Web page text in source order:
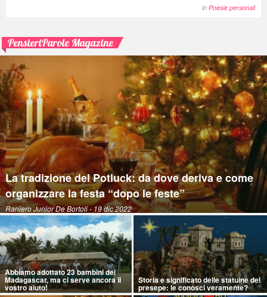
in Poesie personali
PensieriParole Magazine
La tradizione del Potluck: da dove deriva e come
organizzare la festa “dopo le feste”
Raniero Junior De Bortoli- 19 dic 2022
Abbiamo adottato 23 bambini del
Madagascar, ma ci serve ancora il
vostro aiuto!
Storia e significato delle statuine del
presepe: le conosci veramente?